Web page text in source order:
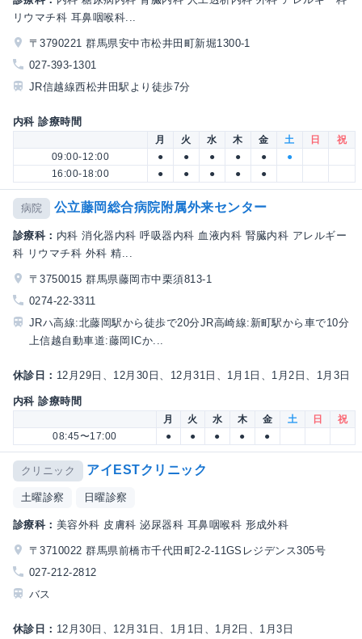
リウマチ科 耳鼻咽喉科...
〒3790221 群馬県安中市松井田町新堀1300-1
027-393-1301
JR信越線西松井田駅より徒歩7分
内科 診療時間
月 火 水 木 金 土 日
祝
09:00-12:00
● ● ● ● ●
●
16:00-18:00
● ● ● ● ●
病院 公立藤岡総合病院附属外来センター
診療科： 内科 消化器内科 呼吸器内科 血液内科 腎臓内科 アレルギー
科 リウマチ科 外科 精...
〒3750015 群馬県藤岡市中栗須813-1
0274-22-3311
JRハ高線:北藤岡駅から徒歩で20分JR高崎線:新町駅から車で10分
上信越自動車道:藤岡ICか...
休診日： 12月29日、12月30日、12月31日、1月1日、1月2日、1月3日
内科 診療時間
月 火 水 木 金 土 日
祝
08:45〜17:00
● ● ● ● ●
クリニック アイESTクリニック
土曜診察 日曜診察
診療科： 美容外科 皮膚科 泌尿器科 耳鼻咽喉科 形成外科
〒3710022 群馬県前橋市千代田町2-2-11GSレジデンス305号
027-212-2812
バス
休診日： 12月30日、12月31日、1月1日、1月2日、1月3日